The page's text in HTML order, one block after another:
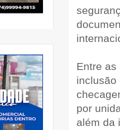
Entre as
inclusão
por
além da